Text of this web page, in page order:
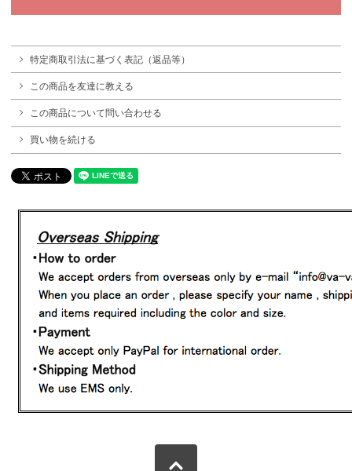
特定商取引法に基づく表記（返品等）
この商品を友達に教える
この商品について問い合わせる
買い物を続ける